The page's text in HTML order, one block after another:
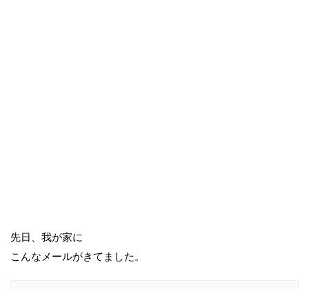
先日、我が家に
こんなメールがきてました。